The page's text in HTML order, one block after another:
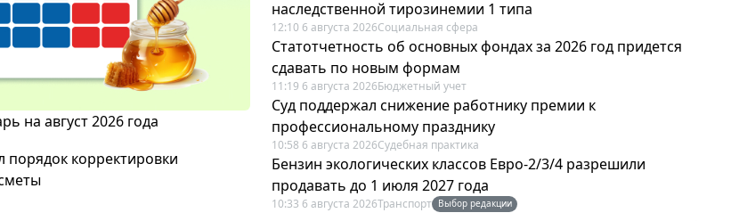
на август 2026 года
корректировки
наследственной тирозинемии 1 типа
12:10 6 августа 2026Социальная сфера
Статотчетность об основных фондах за 2026 год придется
сдавать по новым формам
11:19 6 августа 2026Бюджетный учет
Суд поддержал снижение работнику премии к
профессиональному празднику
10:58 6 августа 2026Судебная практика
Бензин экологических классов Евро-2/3/4 разрешили
продавать до 1 июля 2027 года
10:33 6 августа 2026Транспорт Выбор редакции